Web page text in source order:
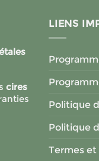
cires
LIENS
Politique
Politique
Termes